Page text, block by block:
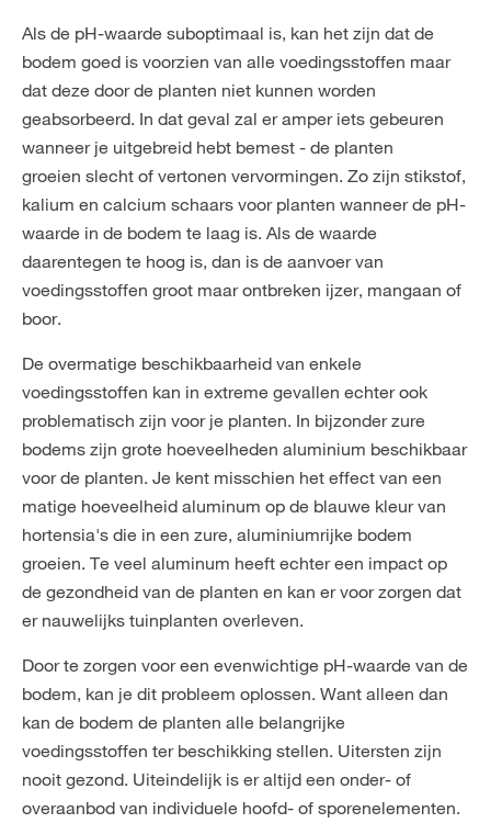
Als de pH-waarde suboptimaal is, kan het zijn dat de
bodem goed is voorzien van alle voedingsstoffen maar
dat deze door de planten niet kunnen worden
geabsorbeerd. In dat geval zal er amper iets gebeuren
wanneer je uitgebreid hebt bemest - de planten
groeien slecht of vertonen vervormingen. Zo zijn stikstof,
kalium en calcium schaars voor planten wanneer de pH-
waarde in de bodem te laag is. Als de waarde
daarentegen te hoog is, dan is de aanvoer van
voedingsstoffen groot maar ontbreken ijzer, mangaan of
boor.
De overmatige beschikbaarheid van enkele
voedingsstoffen kan in extreme gevallen echter ook
problematisch zijn voor je planten. In bijzonder zure
bodems zijn grote hoeveelheden aluminium beschikbaar
voor de planten. Je kent misschien het effect van een
matige hoeveelheid aluminum op de blauwe kleur van
hortensia's die in een zure, aluminiumrijke bodem
groeien. Te veel aluminum heeft echter een impact op
de gezondheid van de planten en kan er voor zorgen dat
er nauwelijks tuinplanten overleven.
Door te zorgen voor een evenwichtige pH-waarde van de
bodem, kan je dit probleem oplossen. Want alleen dan
kan de bodem de planten alle belangrijke
voedingsstoffen ter beschikking stellen. Uitersten zijn
nooit gezond. Uiteindelijk is er altijd een onder- of
overaanbod van individuele hoofd- of sporenelementen.